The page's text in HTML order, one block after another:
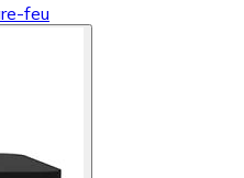
feu